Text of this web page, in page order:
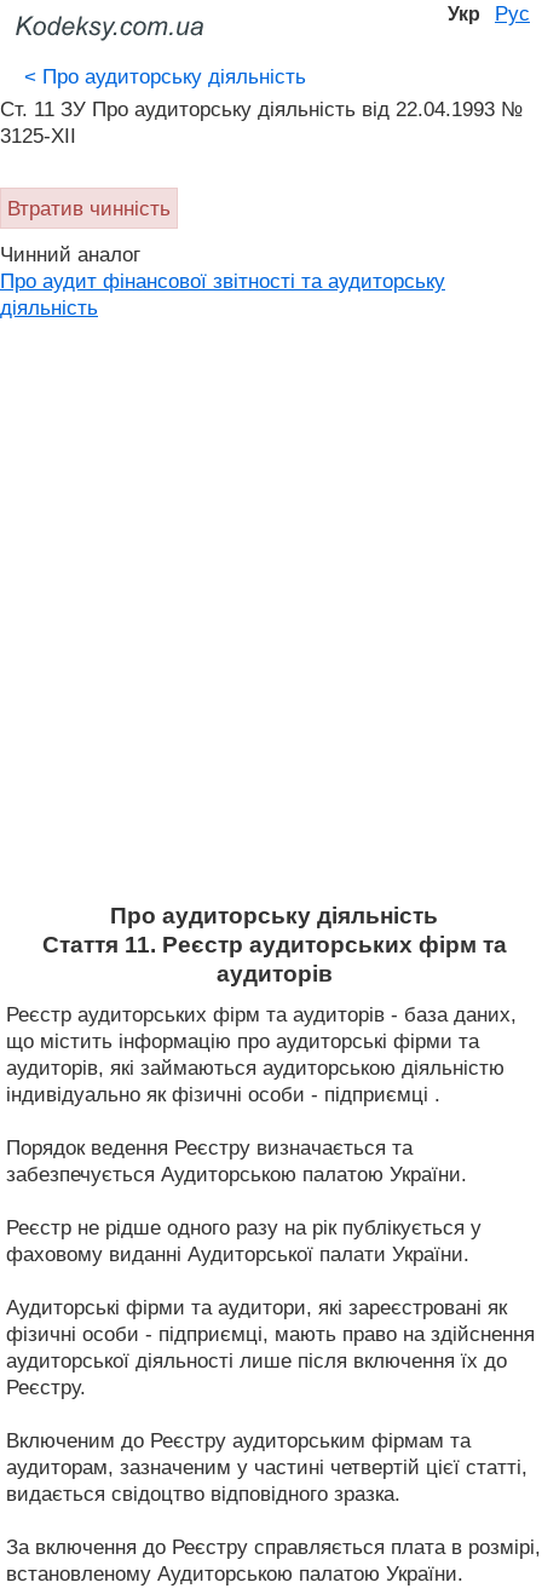
Укр Рус
< Про аудиторську діяльність
Ст. 11 ЗУ Про аудиторську діяльність від 22.04.1993 №
3125-XII
Втратив чинність
Чинний аналог
Про аудит фінансової звітності та аудиторську
діяльність
Про аудиторську діяльність
Стаття 11. Реєстр аудиторських фірм та
аудиторів
Реєстр аудиторських фірм та аудиторів - база даних,
що містить інформацію про аудиторські фірми та
аудиторів, які займаються аудиторською діяльністю
індивідуально як фізичні особи - підприємці .
Порядок ведення Реєстру визначається та
забезпечується Аудиторською палатою України.
Реєстр не рідше одного разу на рік публікується у
фаховому виданні Аудиторської палати України.
Аудиторські фірми та аудитори, які зареєстровані як
фізичні особи - підприємці, мають право на здійснення
аудиторської діяльності лише після включення їх до
Реєстру.
Включеним до Реєстру аудиторським фірмам та
аудиторам, зазначеним у частині четвертій цієї статті,
видається свідоцтво відповідного зразка.
За включення до Реєстру справляється плата в розмірі,
встановленому Аудиторською палатою України.